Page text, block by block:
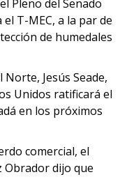
Pleno del Senado
T-MEC, a la par de
de humedales
Jesús Seade,
Unidos ratificará el
en los próximos
comercial, el
Obrador dijo que